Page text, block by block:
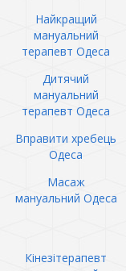
Найкращий
мануальний
терапевт Одеса
Дитячий
мануальний
терапевт Одеса
Вправити хребець
Одеса
Масаж
мануальний Одеса
Кінезітерапевт